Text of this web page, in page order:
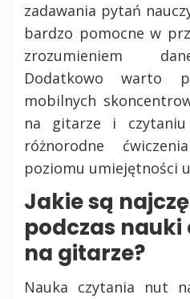
zadawania pytań
bardzo pomocne w
zrozumieniem
Dodatkowo warto
mobilnych
na gitarze i
różnorodne
poziomu umiejętności
Jakie są
podczas
na gitarze?
Nauka czytania nut